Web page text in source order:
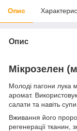
Опис
Опис
Мікрозелен
Молоді пагони лука
аромат.
салати та навіть
Вживання його
регенерації тканин,